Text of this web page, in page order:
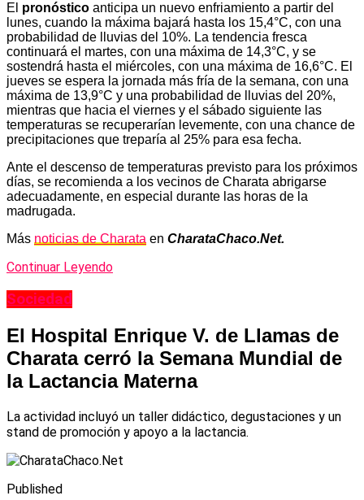
El pronóstico anticipa un nuevo enfriamiento a partir del
lunes, cuando la máxima bajará hasta los 15,4°C, con una
probabilidad de lluvias del 10%. La tendencia fresca
continuará el martes, con una máxima de 14,3°C, y se
sostendrá hasta el miércoles, con una máxima de 16,6°C. El
jueves se espera la jornada más fría de la semana, con una
máxima de 13,9°C y una probabilidad de lluvias del 20%,
mientras que hacia el viernes y el sábado siguiente las
temperaturas se recuperarían levemente, con una chance de
precipitaciones que treparía al 25% para esa fecha.
Ante el descenso de temperaturas previsto para los próximos
días, se recomienda a los vecinos de Charata abrigarse
adecuadamente, en especial durante las horas de la
madrugada.
Más noticias de Charata en CharataChaco.Net.
Continuar Leyendo
Sociedad
El Hospital Enrique V. de Llamas de
Charata cerró la Semana Mundial de
la Lactancia Materna
La actividad incluyó un taller didáctico, degustaciones y un
stand de promoción y apoyo a la lactancia.
Published